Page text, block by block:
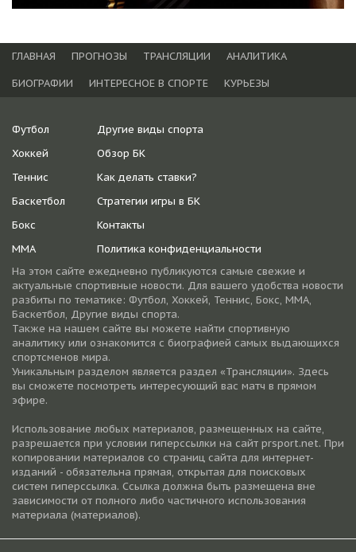
ГЛАВНАЯ ПРОГНОЗЫ ТРАНСЛЯЦИИ
АНАЛИТИКА
БИОГРАФИИ
ИНТЕРЕСНОЕ В СПОРТЕ КУРЬЕЗЫ
Футбол
Хоккей
Теннис
Баскетбол
Бокс
ММА
Другие виды спорта
Обзор БК
Как делать ставки?
Стратегии игры в БК
Контакты
Политика конфиденциальности
На этом сайте ежедневно публикуются самые свежие и
актуальные спортивные новости. Для вашего удобства новости
разбиты по тематике: Футбол, Хоккей, Теннис, Бокс, ММА,
Баскетбол, Другие виды спорта.
Также на нашем сайте вы можете найти спортивную
аналитику или ознакомится с биографией самых выдающихся
спортсменов мира.
Уникальным разделом является раздел «Трансляции». Здесь
вы сможете посмотреть интересующий вас матч в прямом
эфире.
Использование любых материалов, размещенных на сайте,
разрешается при условии гиперссылки на cайт prsport.net. При
копировании материалов со страниц сайта для интернет-
изданий - обязательна прямая, открытая для поисковых
систем гиперссылка. Ссылка должна быть размещена вне
зависимости от полного либо частичного использования
материала (материалов).